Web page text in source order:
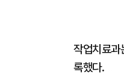
작업치료과
록했다.